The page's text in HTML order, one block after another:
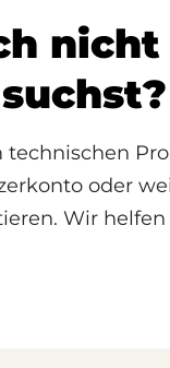
oder
Wir